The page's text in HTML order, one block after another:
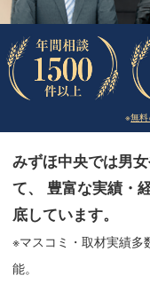
労働問題（解雇，
刑事弁護
交通事故
法律相談など（そ
お客様へ
みずほ中央の特長
※無
みずほ中央では男
て、 豊富な実績・
底しています。
※マスコミ・取材実績多
能。
労働問題（解雇，
刑事弁護
交通事故
法律相談など（そ
お客様へ
みずほ中央の特長